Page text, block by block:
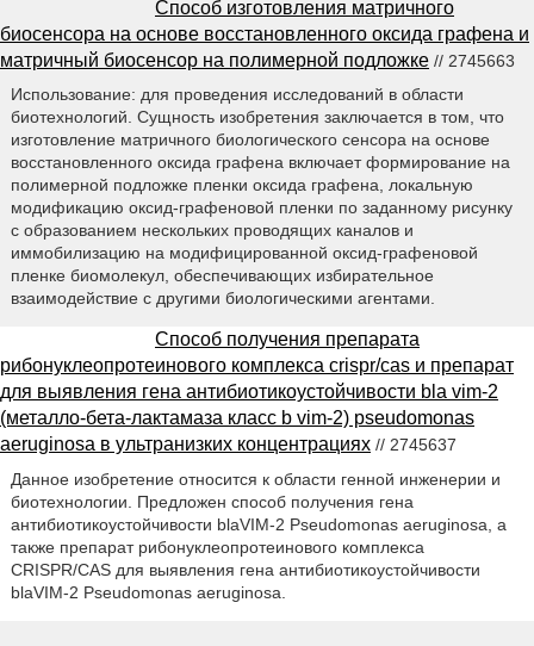
Способ изготовления матричного
биосенсора на основе восстановленного оксида графена и
матричный биосенсор на полимерной подложке // 2745663
Использование: для проведения исследований в области
биотехнологий. Сущность изобретения заключается в том, что
изготовление матричного биологического сенсора на основе
восстановленного оксида графена включает формирование на
полимерной подложке пленки оксида графена, локальную
модификацию оксид-графеновой пленки по заданному рисунку
с образованием нескольких проводящих каналов и
иммобилизацию на модифицированной оксид-графеновой
пленке биомолекул, обеспечивающих избирательное
взаимодействие с другими биологическими агентами.
Способ получения препарата
рибонуклеопротеинового комплекса crispr/cas и препарат
для выявления гена антибиотикоустойчивости bla vim-2
(металло-бета-лактамаза класс b vim-2) pseudomonas
aeruginosa в ультранизких концентрациях // 2745637
Данное изобретение относится к области генной инженерии и
биотехнологии. Предложен способ получения гена
антибиотикоустойчивости blaVIM-2 Pseudomonas aeruginosa, а
также препарат рибонуклеопротеинового комплекса
CRISPR/CAS для выявления гена антибиотикоустойчивости
blaVIM-2 Pseudomonas aeruginosa.